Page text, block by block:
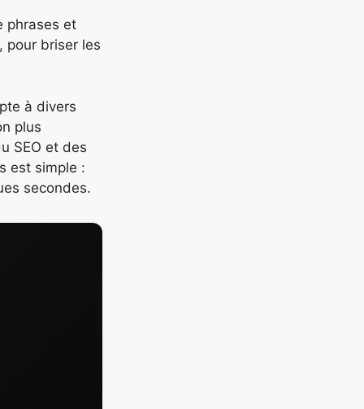
phrases et
pour briser les
à divers
plus
SEO et des
est simple :
secondes.